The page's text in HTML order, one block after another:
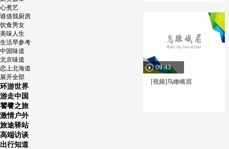
心煮艺
谁借我厨房
饮食男女
美味人生
生活早参考
中国味道
北京味道
恋上北海道
展开全部
环游世界
游走中国
饕餮之旅
激情户外
旅途驿站
高端访谈
出行知道
09:43
[视频]鸟瞰峨眉